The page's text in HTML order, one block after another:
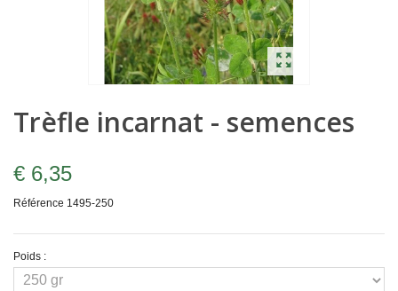
Trèfle incarnat - semences
€ 6,35
Référence 1495-250
Poids :